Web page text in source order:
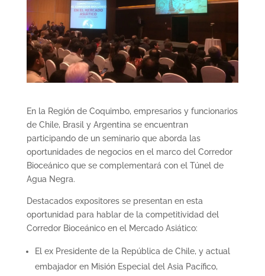
En la Región de Coquimbo, empresarios y funcionarios
de Chile, Brasil y Argentina se encuentran
participando de un seminario que aborda las
oportunidades de negocios en el marco del Corredor
Bioceánico que se complementará con el Túnel de
Agua Negra.
Destacados expositores se presentan en esta
oportunidad para hablar de la competitividad del
Corredor Bioceánico en el Mercado Asiático:
El ex Presidente de la República de Chile, y actual
embajador en Misión Especial del Asia Pacífico,